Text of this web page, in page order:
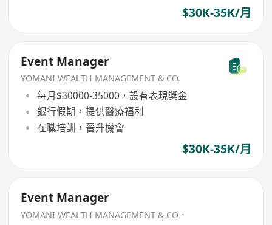
$30K-35K/月
Event Manager
YOMANI WEALTH MANAGEMENT & CO.
每月$30000-35000，設有表現獎金
銀行假期，提供醫療福利
在職培訓，晉升機會
$30K-35K/月
Event Manager
YOMANI WEALTH MANAGEMENT & CO．